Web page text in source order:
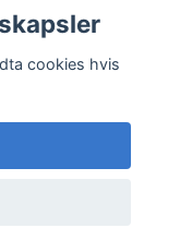
cookies hvis